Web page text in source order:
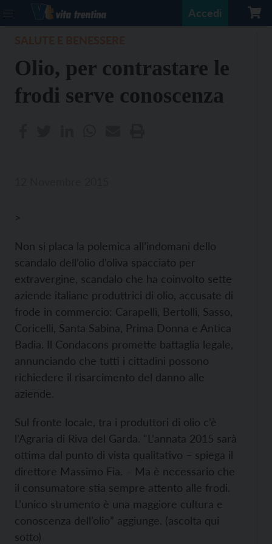
Accedi
Olio, per contrastare le
frodi serve conoscenza
>
Non si placa la polemica all’indomani dello
scandalo dell’olio d’oliva spacciato per
extravergine, scandalo che ha coinvolto sette
aziende italiane produttrici di olio, accusate di
frode in commercio: Carapelli, Bertolli, Sasso,
Coricelli, Santa Sabina, Prima Donna e Antica
Badia. Il Condacons promette battaglia legale,
annunciando che tutti i cittadini possono
richiedere il risarcimento del danno alle
aziende.
Sul fronte locale, tra i produttori di olio c’è
l’Agraria di Riva del Garda. “L’annata 2015 sarà
ottima dal punto di vista qualitativo – spiega il
direttore Massimo Fia. – Ma è necessario che
il consumatore stia sempre attento alle frodi.
L’unico strumento è una maggiore cultura e
conoscenza dell’olio” aggiunge. (ascolta qui
sotto)